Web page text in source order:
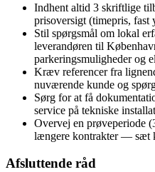
Indhent altid 3 skriftlige
prisoversigt (timepris, fast
Stil spørgsmål om lokal
leverandøren til
parkeringsmuligheder og
Kræv referencer fra
nuværende kunde og
Sørg for at få
service på tekniske
Overvej en prøveperiode
længere kontrakter — sæt
Afsluttende råd